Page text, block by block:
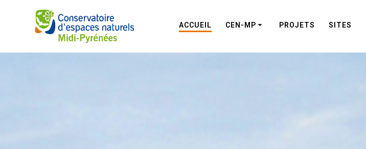
ACCUEIL CEN-MP PROJETS SITES